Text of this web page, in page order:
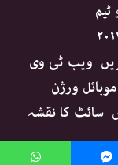
ٹیم
ویب ٹی وی
موبائل ورژن
سائٹ کا نقشہ